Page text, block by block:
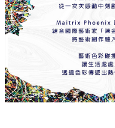
權轉讓予恩沛科技股份有限公司。
２．關於個人資料處理事宜，請瀏覽
https://aftee.tw/terms/#terms3
３．未成年的使用者請事先徵得法定
４．使用「AFTEE先享後付」時，將
時審查核予不同之上限額度；若仍
請求用戶進行身份認證。
５．嚴禁一人註冊多個帳號或使用他
恩沛科技股份有限公司將有權停止該